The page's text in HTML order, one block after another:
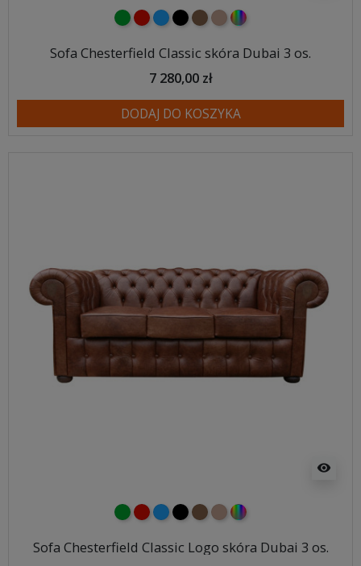
zielonyczerwony
niebieski
czarnybrązowy
jasnobrązowy
wybór koloru
Sofa Chesterfield Classic skóra Dubai 3 os.
7 280,00 zł
DODAJ DO KOSZYKA
visibility
zielonyczerwony
niebieski
czarnybrązowy
jasnobrązowy
wybór koloru
Sofa Chesterfield Classic Logo skóra Dubai 3 os.